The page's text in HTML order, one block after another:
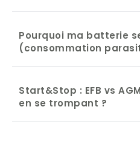
Pourquoi ma batterie
(consommation
Start&Stop : EFB vs
en se trompant ?